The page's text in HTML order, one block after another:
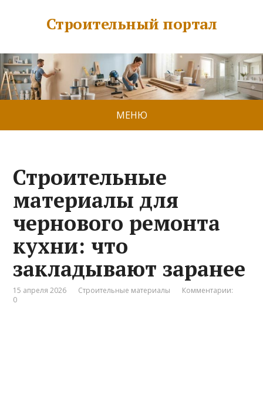
Строительный портал
МЕНЮ
Строительные
материалы для
чернового ремонта
кухни: что
закладывают заранее
15 апреля 2026 Строительные материалы
Комментарии:
0